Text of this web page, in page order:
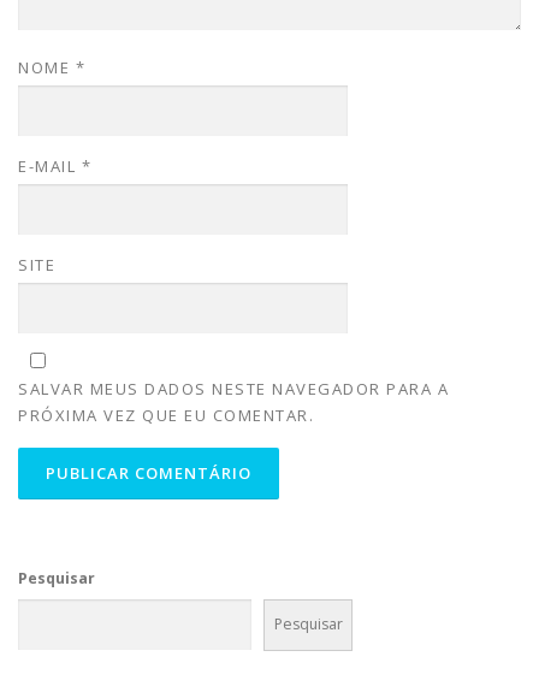
NOME *
E-MAIL *
SITE
SALVAR MEUS DADOS NESTE NAVEGADOR PARA A
PRÓXIMA VEZ QUE EU COMENTAR.
Pesquisar
Pesquisar